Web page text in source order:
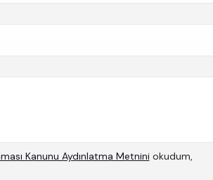
Kanunu Aydınlatma Metniniokudum,